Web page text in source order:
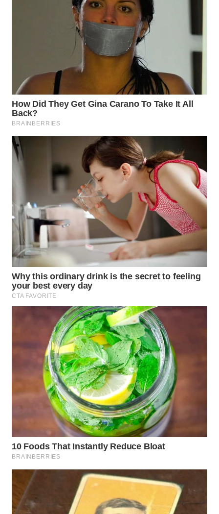
WN
KEPULAUAN
SERIBU
WN
CIREBON
WN
INDRAMAYU
WN
KUNINGAN
WN
MAJALENGKA
SUBANG
SUKABUMI
PURWAKARTA
WN
PRIANGAN
SEMARANG